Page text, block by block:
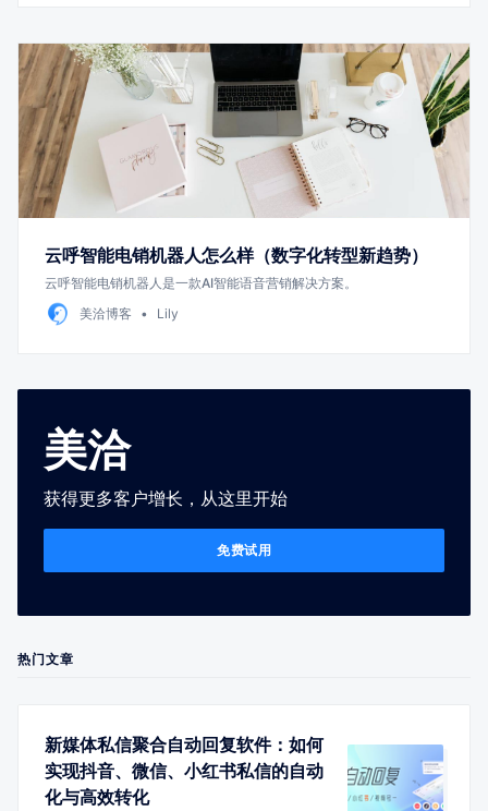
云呼智能电销机器人怎么样（数字化转型新趋势）
云呼智能电销机器人是一款AI智能语音营销解决方案。
美洽博客
Lily
美洽
获得更多客户增长，从这里开始
免费试用
热门文章
新媒体私信聚合自动回复软件：如何
实现抖音、微信、小红书私信的自动
化与高效转化